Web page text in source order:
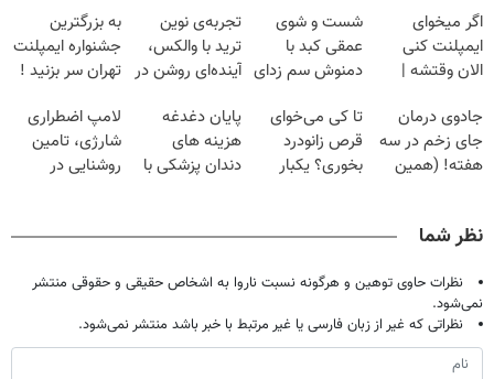
اگر میخوای
ایمپلنت کنی
الان وقتشه |
میلیون تومان!!!
شست و شوی
عمقی کبد با
دمنوش سم زدای
تجربه‌ی نوین
ترید با والکس،
آینده‌ای روشن در
به بزرگترین
جشنواره ایمپلنت
تهران سر بزنید !
میلیون !
جادوی درمان
جای زخم در سه
هفته! (همین
تا کی می‌خوای
قرص زانودرد
بخوری؟ یکبار
پایان دغدغه
هزینه های
دندان پزشکی با
لامپ اضطراری
شارژی، تامین
روشنایی در
نظر شما
نظرات حاوی توهین و هرگونه نسبت ناروا به اشخاص حقیقی و حقوقی منتشر
نمی‌شود.
نظراتی که غیر از زبان فارسی یا غیر مرتبط با خبر باشد منتشر نمی‌شود.